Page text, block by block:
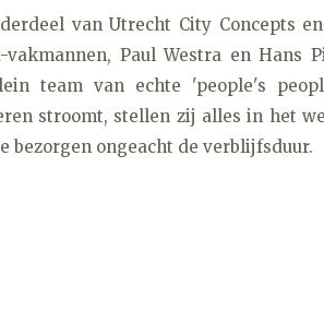
van Utrecht City Concepts
Paul Westra en Hans
team van echte 'people's
stroomt, stellen zij alles in het
ongeacht de verblijfsduur.